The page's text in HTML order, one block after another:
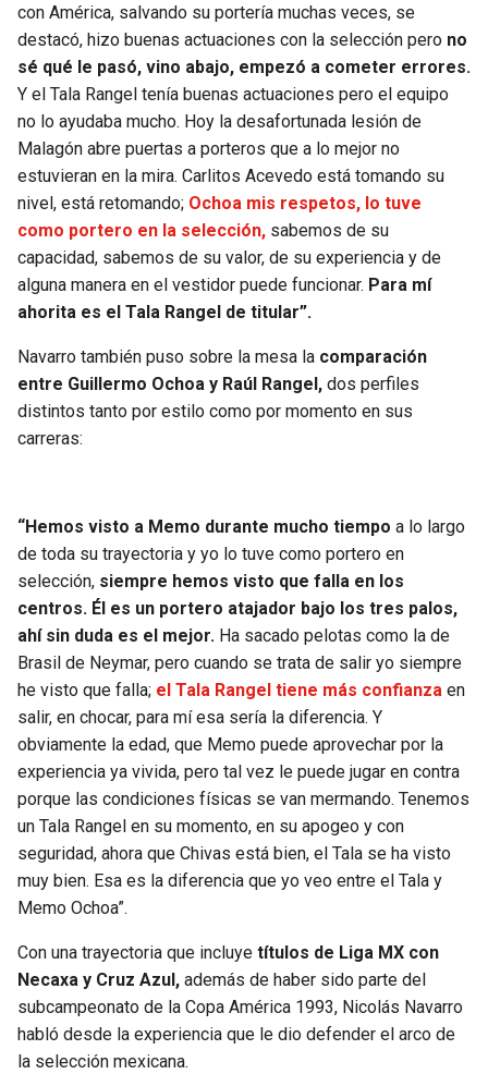
con América, salvando su portería muchas veces, se
destacó, hizo buenas actuaciones con la selección pero no
sé qué le pasó, vino abajo, empezó a cometer errores.
Y el Tala Rangel tenía buenas actuaciones pero el equipo
no lo ayudaba mucho. Hoy la desafortunada lesión de
Malagón abre puertas a porteros que a lo mejor no
estuvieran en la mira. Carlitos Acevedo está tomando su
nivel, está retomando; Ochoa mis respetos, lo tuve
como portero en la selección, sabemos de su
capacidad, sabemos de su valor, de su experiencia y de
alguna manera en el vestidor puede funcionar. Para mí
ahorita es el Tala Rangel de titular”.
Navarro también puso sobre la mesa la comparación
entre Guillermo Ochoa y Raúl Rangel, dos perfiles
distintos tanto por estilo como por momento en sus
carreras:
“Hemos visto a Memo durante mucho tiempo a lo largo
de toda su trayectoria y yo lo tuve como portero en
selección, siempre hemos visto que falla en los
centros. Él es un portero atajador bajo los tres palos,
ahí sin duda es el mejor. Ha sacado pelotas como la de
Brasil de Neymar, pero cuando se trata de salir yo siempre
he visto que falla; el Tala Rangel tiene más confianza en
salir, en chocar, para mí esa sería la diferencia. Y
obviamente la edad, que Memo puede aprovechar por la
experiencia ya vivida, pero tal vez le puede jugar en contra
porque las condiciones físicas se van mermando. Tenemos
un Tala Rangel en su momento, en su apogeo y con
seguridad, ahora que Chivas está bien, el Tala se ha visto
muy bien. Esa es la diferencia que yo veo entre el Tala y
Memo Ochoa”.
Con una trayectoria que incluye títulos de Liga MX con
Necaxa y Cruz Azul, además de haber sido parte del
subcampeonato de la Copa América 1993, Nicolás Navarro
habló desde la experiencia que le dio defender el arco de
la selección mexicana.